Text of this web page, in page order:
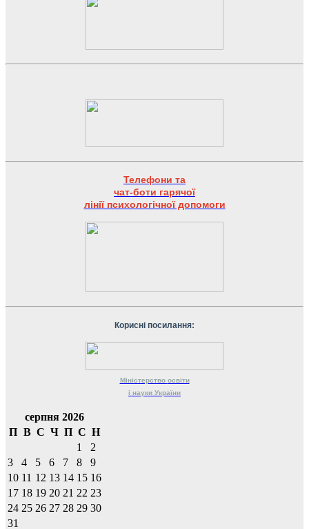
Телефони та
чат-боти гарячої
лінії психологічної допомоги
Корисні посилання:
Міністерство освіти
і науки України
серпня 2026
П В С Ч П С Н
1
2
3
4 5 6 7 8
9
10 11 12 13 14 15 16
17 18 19 20 21 22 23
24 25 26 27 28 29 30
31